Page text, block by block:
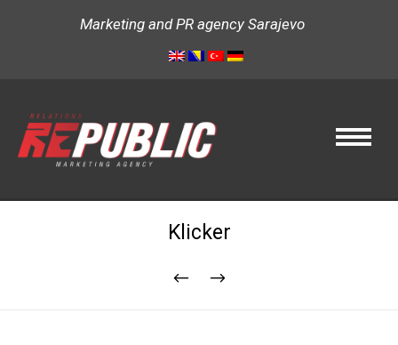
Marketing and PR agency Sarajevo
Klicker